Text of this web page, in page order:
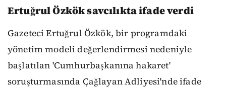
Ertuğrul Özkök savcılıkta ifade verdi
Gazeteci Ertuğrul Özkök, bir programdaki
yönetim modeli değerlendirmesi nedeniyle
başlatılan 'Cumhurbaşkanına hakaret'
soruşturmasında Çağlayan Adliyesi'nde ifade